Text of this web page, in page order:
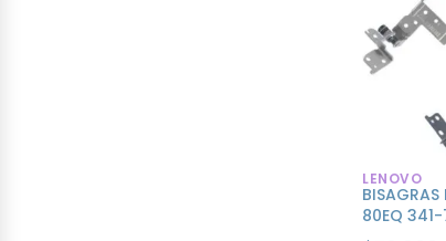
LENOVO
80EQ 341-